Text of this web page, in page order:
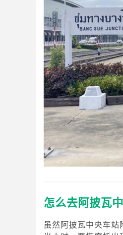
怎么去阿披瓦
虽然阿披瓦中央车